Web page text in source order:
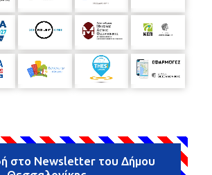
στο Newsletter του Δήμου